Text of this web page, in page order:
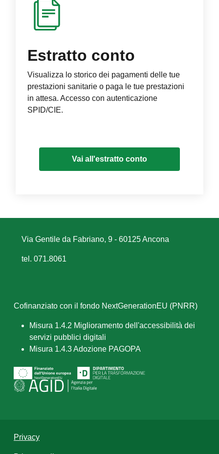
Estratto conto
Visualizza lo storico dei pagamenti delle tue
prestazioni sanitarie o paga le tue prestazioni
in attesa. Accesso con autenticazione
SPID/CIE.
Vai all'estratto conto
Via Gentile da Fabriano, 9 - 60125 Ancona
tel. 071.8061
Cofinanziato con il fondo NextGenerationEU (PNRR)
Misura 1.4.2 Miglioramento dell'accessibilità dei
servizi pubblici digitali
Misura 1.4.3 Adozione PAGOPA
Privacy